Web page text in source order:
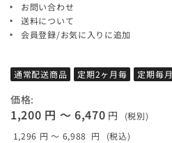
お問い合わせ
送料について
会員登録/お気に入りに追加
通常配送商品 定期2ヶ月毎 定期毎月
価格:
1,200 円 ～ 6,470 円
(税別)
1,296 円 ～ 6,988 円 (税込)